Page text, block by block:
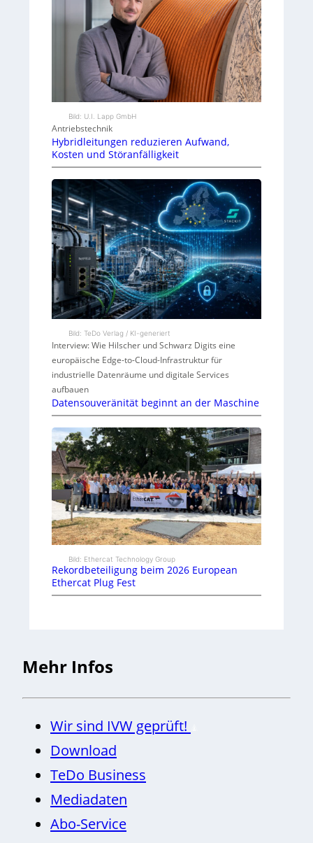
Bild: U.I. Lapp GmbH
Antriebstechnik
Hybridleitungen reduzieren Aufwand,
Kosten und Störanfälligkeit
Bild: TeDo Verlag / KI-generiert
Interview: Wie Hilscher und Schwarz Digits eine
europäische Edge-to-Cloud-Infrastruktur für
industrielle Datenräume und digitale Services
aufbauen
Datensouveränität beginnt an der Maschine
Bild: Ethercat Technology Group
Rekordbeteiligung beim 2026 European
Ethercat Plug Fest
Mehr Infos
Wir sind IVW geprüft!
Download
TeDo Business
Mediadaten
Abo-Service